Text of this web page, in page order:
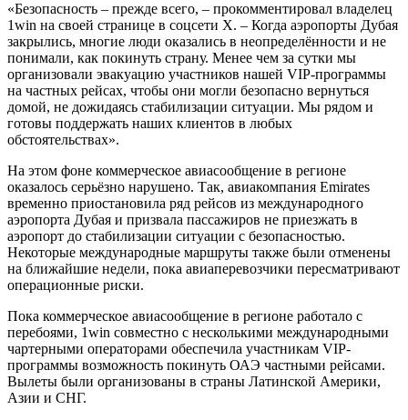
«Безопасность – прежде всего, – прокомментировал владелец
1win на своей странице в соцсети X. – Когда аэропорты Дубая
закрылись, многие люди оказались в неопределённости и не
понимали, как покинуть страну. Менее чем за сутки мы
организовали эвакуацию участников нашей VIP-программы
на частных рейсах, чтобы они могли безопасно вернуться
домой, не дожидаясь стабилизации ситуации. Мы рядом и
готовы поддержать наших клиентов в любых
обстоятельствах».
На этом фоне коммерческое авиасообщение в регионе
оказалось серьёзно нарушено. Так, авиакомпания Emirates
временно приостановила ряд рейсов из международного
аэропорта Дубая и призвала пассажиров не приезжать в
аэропорт до стабилизации ситуации с безопасностью.
Некоторые международные маршруты также были отменены
на ближайшие недели, пока авиаперевозчики пересматривают
операционные риски.
Пока коммерческое авиасообщение в регионе работало с
перебоями, 1win совместно с несколькими международными
чартерными операторами обеспечила участникам VIP-
программы возможность покинуть ОАЭ частными рейсами.
Вылеты были организованы в страны Латинской Америки,
Азии и СНГ.